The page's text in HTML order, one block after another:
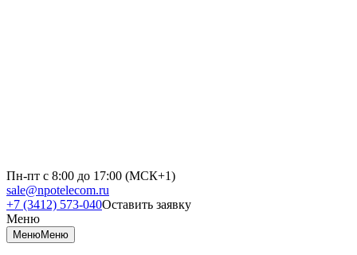
Пн-пт с 8:00 до 17:00 (МСК+1)
sale@npotelecom.ru
+7 (3412) 573-040Оставить заявку
Меню
МенюМеню